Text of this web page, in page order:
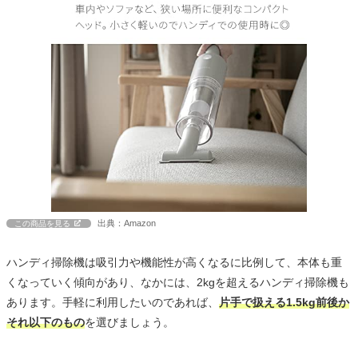
この商品を見る 出典：Amazon
ハンディ掃除機は吸引力や機能性が高くなるに比例して、本体も重
くなっていく傾向があり、なかには、2kgを超えるハンディ掃除機も
あります。手軽に利用したいのであれば、 片手で扱える1.5kg前後か
それ以下のものを選びましょう。